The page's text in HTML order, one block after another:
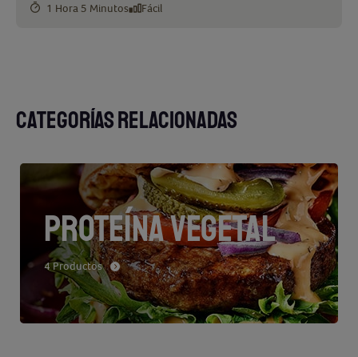
1 Hora 5 Minutos Fácil
CATEGORÍAS RELACIONADAS
PROTEÍNA VEGETAL
4 Productos